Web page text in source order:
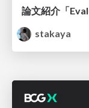
stakaya